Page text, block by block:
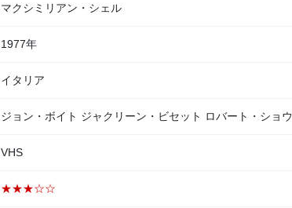
マクシミリアン・シェル
1977年
イタリア
ジョン・ボイト ジャクリーン・ビセット ロバート・ショウ
VHS
★★★☆☆